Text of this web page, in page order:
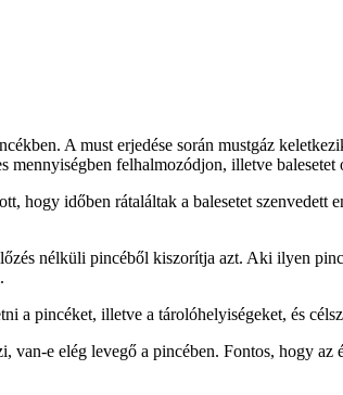
A must erjedése során mustgáz
mennyiségben felhalmozódjon, illetve balesetet
hogy időben rátaláltak a balesetet szenvedett
nélküli pincéből kiszorítja azt. Aki ilyen
a pincéket, illetve a tárolóhelyiségeket, és
e elég levegő a pincében. Fontos, hogy